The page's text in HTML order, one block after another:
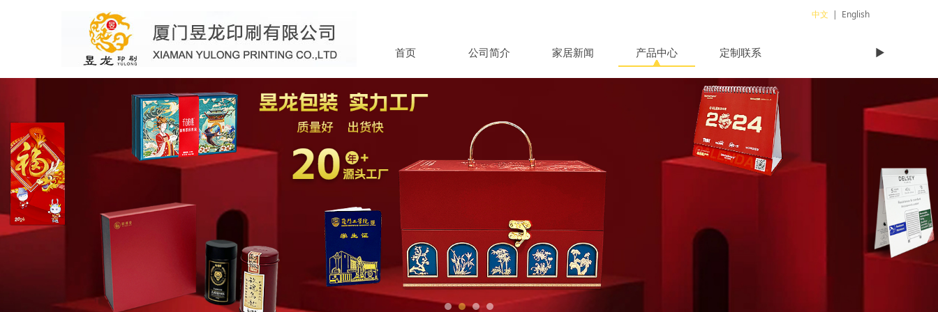
首页 公司简介 家居新闻 产品中心 定制联系 ►
中文 | English